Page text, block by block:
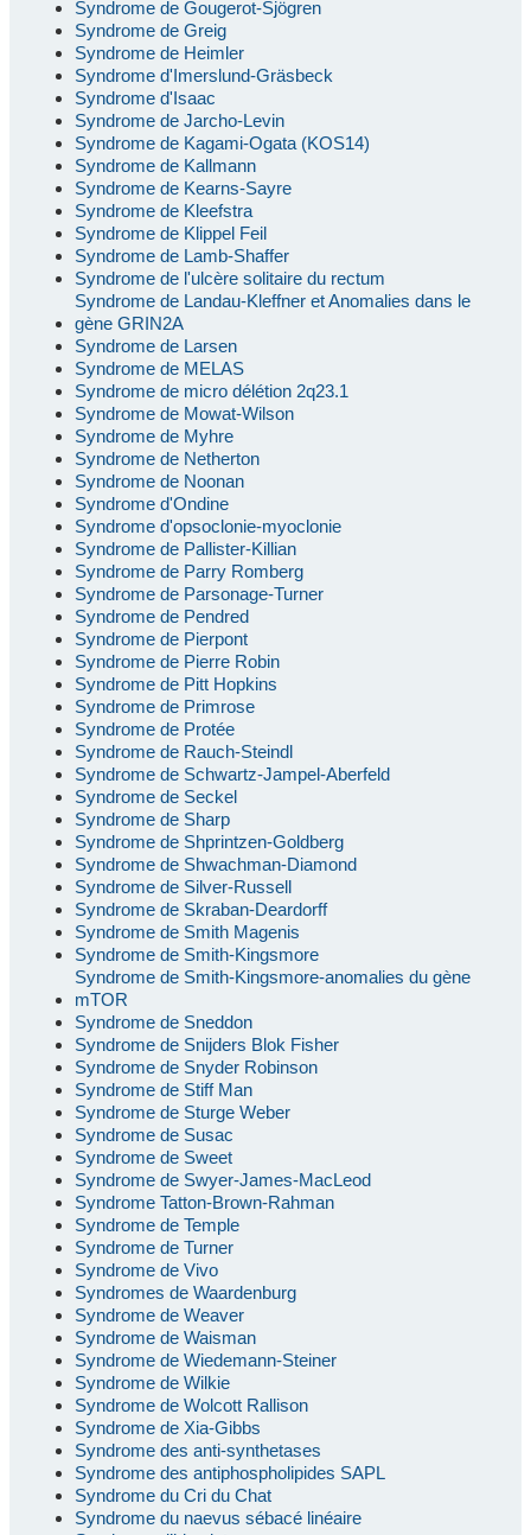
Syndrome de Gougerot-Sjögren
Syndrome de Greig
Syndrome de Heimler
Syndrome d'Imerslund-Gräsbeck
Syndrome d'Isaac
Syndrome de Jarcho-Levin
Syndrome de Kagami-Ogata (KOS14)
Syndrome de Kallmann
Syndrome de Kearns-Sayre
Syndrome de Kleefstra
Syndrome de Klippel Feil
Syndrome de Lamb-Shaffer
Syndrome de l'ulcère solitaire du rectum
Syndrome de Landau-Kleffner et Anomalies dans le
gène GRIN2A
Syndrome de Larsen
Syndrome de MELAS
Syndrome de micro délétion 2q23.1
Syndrome de Mowat-Wilson
Syndrome de Myhre
Syndrome de Netherton
Syndrome de Noonan
Syndrome d'Ondine
Syndrome d'opsoclonie-myoclonie
Syndrome de Pallister-Killian
Syndrome de Parry Romberg
Syndrome de Parsonage-Turner
Syndrome de Pendred
Syndrome de Pierpont
Syndrome de Pierre Robin
Syndrome de Pitt Hopkins
Syndrome de Primrose
Syndrome de Protée
Syndrome de Rauch-Steindl
Syndrome de Schwartz-Jampel-Aberfeld
Syndrome de Seckel
Syndrome de Sharp
Syndrome de Shprintzen-Goldberg
Syndrome de Shwachman-Diamond
Syndrome de Silver-Russell
Syndrome de Skraban-Deardorff
Syndrome de Smith Magenis
Syndrome de Smith-Kingsmore
Syndrome de Smith-Kingsmore-anomalies du gène
mTOR
Syndrome de Sneddon
Syndrome de Snijders Blok Fisher
Syndrome de Snyder Robinson
Syndrome de Stiff Man
Syndrome de Sturge Weber
Syndrome de Susac
Syndrome de Sweet
Syndrome de Swyer-James-MacLeod
Syndrome Tatton-Brown-Rahman
Syndrome de Temple
Syndrome de Turner
Syndrome de Vivo
Syndromes de Waardenburg
Syndrome de Weaver
Syndrome de Waisman
Syndrome de Wiedemann-Steiner
Syndrome de Wilkie
Syndrome de Wolcott Rallison
Syndrome de Xia-Gibbs
Syndrome des anti-synthetases
Syndrome des antiphospholipides SAPL
Syndrome du Cri du Chat
Syndrome du naevus sébacé linéaire